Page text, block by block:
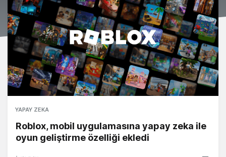
YAPAY ZEKA
Roblox, mobil uygulamasına yapay zeka ile
oyun geliştirme özelliği ekledi